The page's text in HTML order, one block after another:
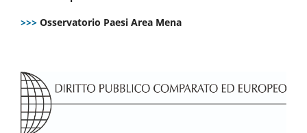
>>> Osservatorio Paesi Area Mena